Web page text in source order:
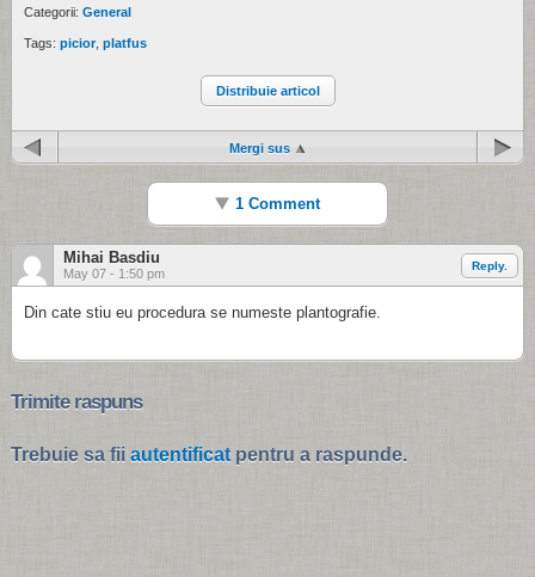
Categorii: General
Tags: picior, platfus
Distribuie articol
Mergi sus
1 Comment
Mihai Basdiu
May 07 - 1:50 pm
Reply.
Din cate stiu eu procedura se numeste plantografie.
Trimite raspuns
Trebuie sa fii autentificat pentru a raspunde.